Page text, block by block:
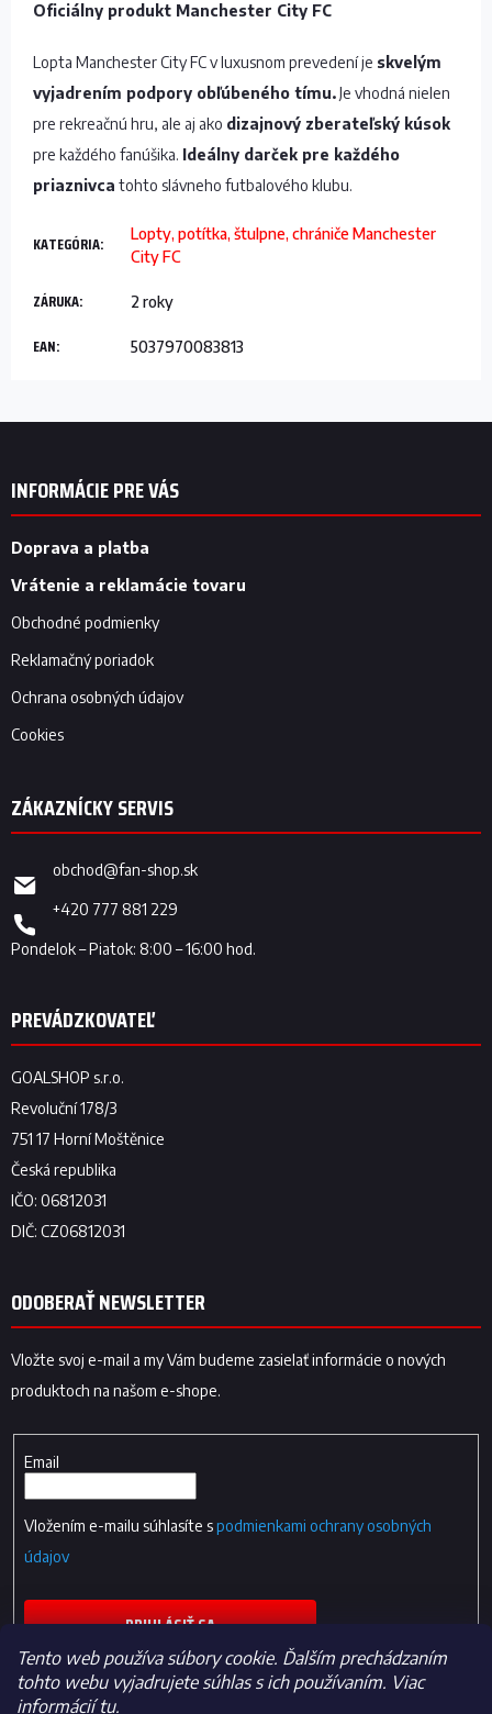
Tento web používa súbory cookie. Ďalším prechádzaním
tohto webu vyjadrujete súhlas s ich používaním. Viac
informáciítu.
Oficiálny produkt Manchester City FC
Lopta Manchester City FC v luxusnom prevedení je skvelým
vyjadrením podpory obľúbeného tímu.Je vhodná nielen
pre rekreačnú hru, ale aj ako dizajnový zberateľský kúsok
pre každého fanúšika. Ideálny darček pre každého
priaznivca tohto slávneho futbalového klubu.
KATEGÓRIA:
Lopty, potítka, štulpne, chrániče Manchester
City FC
ZÁRUKA: 2 roky
EAN: 5037970083813
Z
INFORMÁCIE PRE VÁS
Doprava a platba
Vrátenie a reklamácie tovaru
Obchodné podmienky
Reklamačný poriadok
Ochrana osobných údajov
Cookies
obchod@fan-shop.sk
+420 777 881 229
ODOBERAŤ NEWSLETTER
Vložte svoj e-mail a my Vám budeme zasielať informácie o nových
produktoch na našom e-shope.
Email
Vložením e-mailu súhlasíte spodmienkami ochrany osobných
údajov
PRIHLÁSIŤ SA